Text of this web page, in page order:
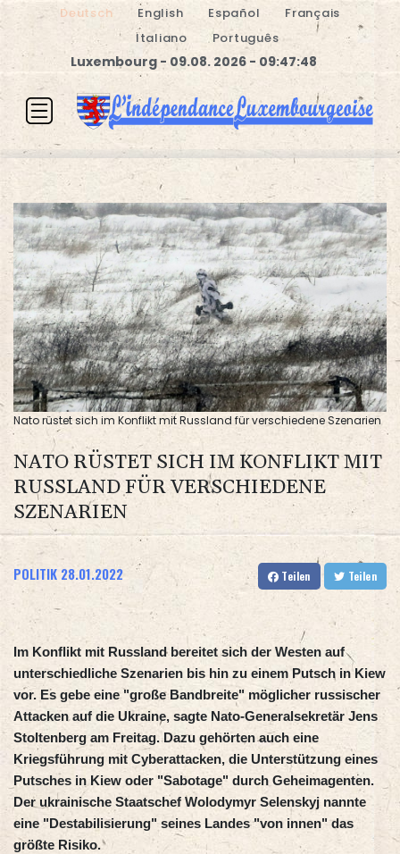
Deutsch English Español
Français
Italiano
Português
Luxembourg - 09.08. 2026 - 09:47:49
Nato rüstet sich im Konflikt mit Russland für verschiedene Szenarien
NATO RÜSTET SICH IM KONFLIKT MIT
RUSSLAND FÜR VERSCHIEDENE
SZENARIEN
POLITIK 28.01.2022 Teilen Teilen
Im Konflikt mit Russland bereitet sich der Westen auf
unterschiedliche Szenarien bis hin zu einem Putsch in Kiew
vor. Es gebe eine "große Bandbreite" möglicher russischer
Attacken auf die Ukraine, sagte Nato-Generalsekretär Jens
Stoltenberg am Freitag. Dazu gehörten auch eine
Kriegsführung mit Cyberattacken, die Unterstützung eines
Putsches in Kiew oder "Sabotage" durch Geheimagenten.
Der ukrainische Staatschef Wolodymyr Selenskyj nannte
eine "Destabilisierung" seines Landes "von innen" das
größte Risiko.